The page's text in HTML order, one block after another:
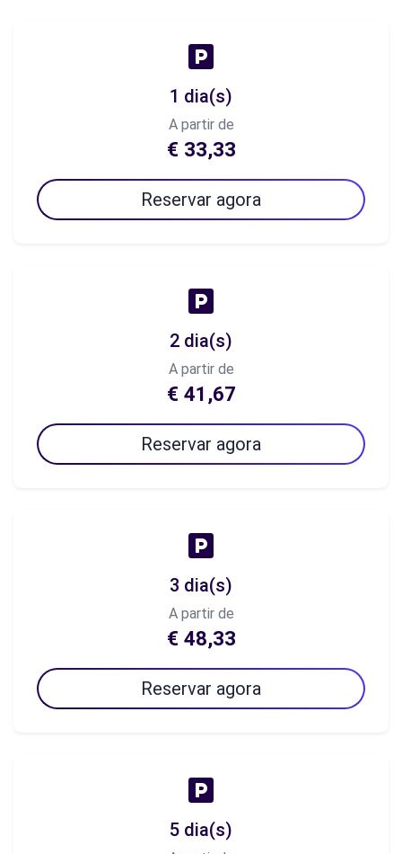
1 dia(s)
A partir de
€ 33,33
Reservar agora
2 dia(s)
A partir de
€ 41,67
Reservar agora
3 dia(s)
A partir de
€ 48,33
Reservar agora
5 dia(s)